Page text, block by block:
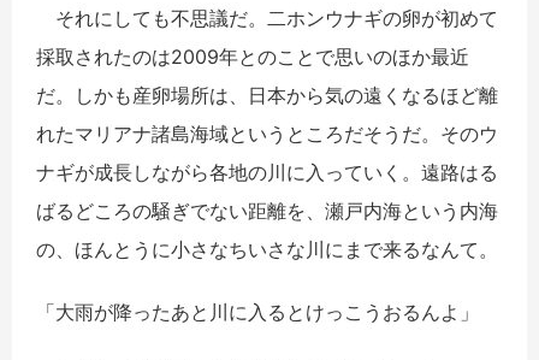
それにしても不思議だ。二ホンウナギの卵が初めて
採取されたのは2009年とのことで思いのほか最近
だ。しかも産卵場所は、日本から気の遠くなるほど離
れたマリアナ諸島海域というところだそうだ。そのウ
ナギが成長しながら各地の川に入っていく。遠路はる
ばるどころの騒ぎでない距離を、瀬戸内海という内海
の、ほんとうに小さなちいさな川にまで来るなんて。
「大雨が降ったあと川に入るとけっこうおるんよ」